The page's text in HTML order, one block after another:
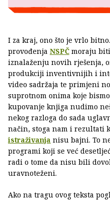
I za kraj, ono što je vrlo
provođenja NSPČ moraju
iznalaženju novih rješenja,
produkciji inventivnijih i
video sadržaja te primjeni
suprotnom onima koje
kupovanje knjiga nudimo
nekog razloga do sada
način, stoga nam i rezultati
istraživanja nisu bajni. To
programi koji se već
radi o tome da nisu bili
uravnoteženi.
Ako na tragu ovog teksta